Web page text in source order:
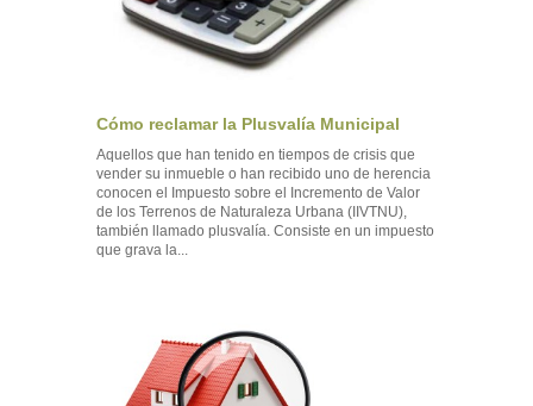
Cómo reclamar la Plusvalía Municipal
Aquellos que han tenido en tiempos de crisis que
vender su inmueble o han recibido uno de herencia
conocen el Impuesto sobre el Incremento de Valor
de los Terrenos de Naturaleza Urbana (IIVTNU),
también llamado plusvalía. Consiste en un impuesto
que grava la...